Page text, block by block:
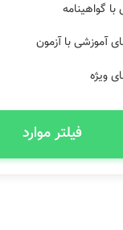
گواهینامه
آموزشی با آزمون
ویژه
فیلتر موارد